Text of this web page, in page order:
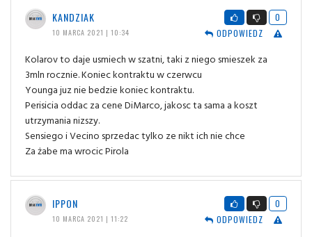
KANDZIAK
10 MARCA 2021 | 10:34
0
ODPOWIEDZ
Kolarov to daje usmiech w szatni, taki z niego smieszek za
3mln rocznie. Koniec kontraktu w czerwcu
Younga juz nie bedzie koniec kontraktu.
Perisicia oddac za cene DiMarco, jakosc ta sama a koszt
utrzymania nizszy.
Sensiego i Vecino sprzedac tylko ze nikt ich nie chce
Za żabe ma wrocic Pirola
IPPON
10 MARCA 2021 | 11:22
0
ODPOWIEDZ